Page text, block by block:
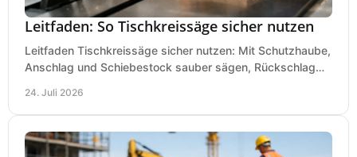
Leitfaden: So Tischkreissäge sicher nutzen
Leitfaden Tischkreissäge sicher nutzen: Mit Schutzhaube,
Anschlag und Schiebestock sauber sägen, Rückschlag
24. Juli 2026